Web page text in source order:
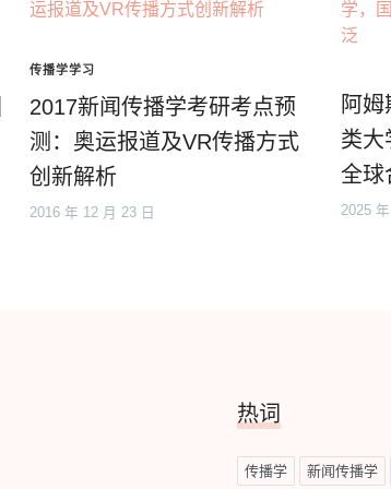
传播学学习
2017新闻传播学考研考点预
测：奥运报道及VR传播方式
创新解析
2016 年 12 月 23 日
阿
类大
全球
2025
热词
传播学 新闻传播学